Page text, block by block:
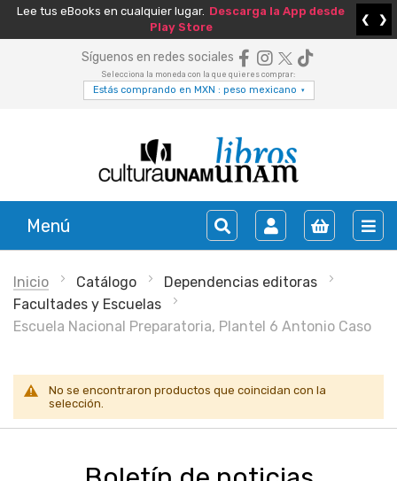
Lee tus eBooks en cualquier lugar. Descarga la App desde
Play Store
❮ ❯
Síguenos en redes sociales
Selecciona la moneda con la que quieres comprar:
Estás comprando en MXN : peso mexicano ▾
Menú
Inicio Catálogo
Dependencias editoras
Facultades y Escuelas
Escuela Nacional Preparatoria, Plantel 6 Antonio Caso
No se encontraron productos que coincidan con la
selección.